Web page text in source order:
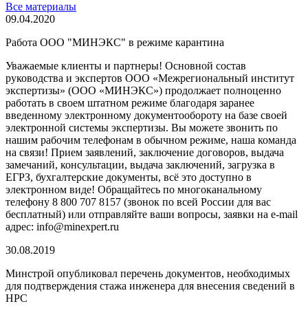
Все материалы
09.04.2020
Работа ООО "МИНЭКС" в режиме карантина
Уважаемые клиенты и партнеры! Основной состав
руководства и экспертов ООО «Межрегиональный институт
экспертизы» (ООО «МИНЭКС») продолжает полноценно
работать в своем штатном режиме благодаря заранее
введенному электронному документообороту на базе своей
электронной системы экспертизы. Вы можете звонить по
нашим рабочим телефонам в обычном режиме, наша команда
на связи! Прием заявлений, заключение договоров, выдача
замечаний, консультации, выдача заключений, загрузка в
ЕГРЗ, бухгалтерские документы, всё это доступно в
электронном виде! Обращайтесь по многоканальному
телефону 8 800 707 8157 (звонок по всей России для вас
бесплатный) или отправляйте ваши вопросы, заявки на e-mail
адрес: info@minexpert.ru
30.08.2019
Минстрой опубликовал перечень документов, необходимых
для подтверждения стажа инженера для внесения сведений в
НРС